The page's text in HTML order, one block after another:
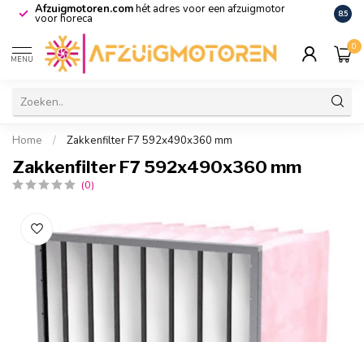
Afzuigmotoren.comhét adres voor een afzuigmotor
voor horeca De
8.5
MENU
0
Home / Zakkenfilter F7 592x490x360 mm
Zakkenfilter F7 592x490x360 mm
(0)